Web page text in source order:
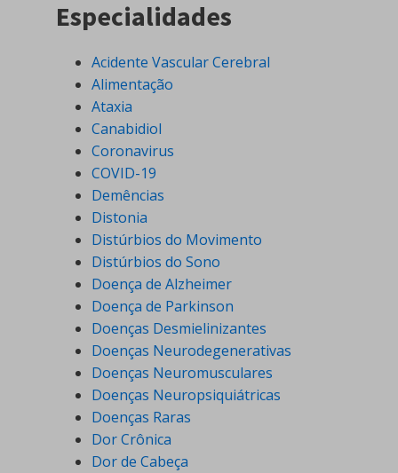
Especialidades
Acidente Vascular Cerebral
Alimentação
Ataxia
Canabidiol
Coronavirus
COVID-19
Demências
Distonia
Distúrbios do Movimento
Distúrbios do Sono
Doença de Alzheimer
Doença de Parkinson
Doenças Desmielinizantes
Doenças Neurodegenerativas
Doenças Neuromusculares
Doenças Neuropsiquiátricas
Doenças Raras
Dor Crônica
Dor de Cabeça